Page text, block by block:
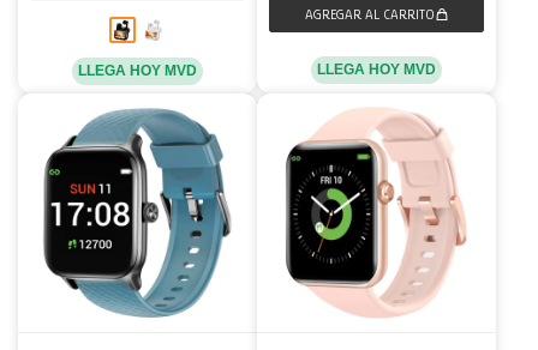
LLEGA HOY MVD LLEGA HOY MVD